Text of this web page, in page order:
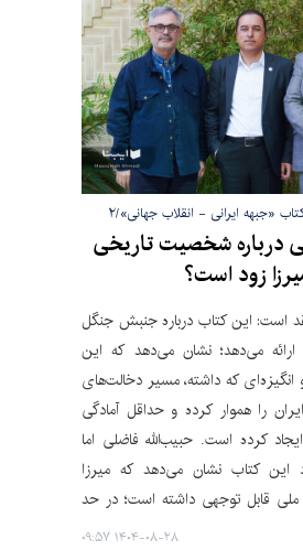
«جبهه ایرانی - انقلاب جهانی»/۲
درباره شخصیت تاریخی
زود است؟
است: این کتاب درباره جنبش جنگل
می‌دهد؛ نشان می‌دهد که این
که داشته، مسیر دخالت‌های
را هموار کرده و حداقل آمادگی
کرده است. حبیب‌الله فاضلی اما
این کتاب نشان می‌دهد که میرزا
قابل توجهی داشته است؛ در حد
۱۴۰۴-۰۸-۲۸ ۰۹:۵۷